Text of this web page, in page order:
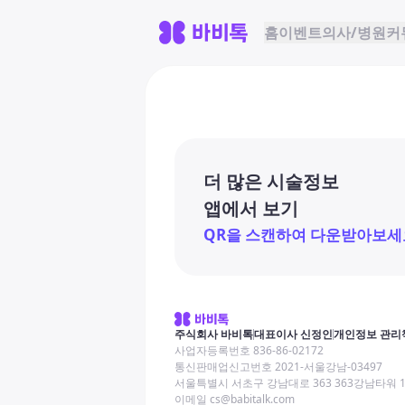
홈이벤트의사/병원커
더 많은 시술정보
앱에서 보기
QR을 스캔하여 다운받아보세
주식회사 바비톡대표이사 신정인개인정보 관리
사업자등록번호 836-86-02172
통신판매업신고번호 2021-서울강남-03497
서울특별시 서초구 강남대로 363 363강남타워
이메일 cs@babitalk.com